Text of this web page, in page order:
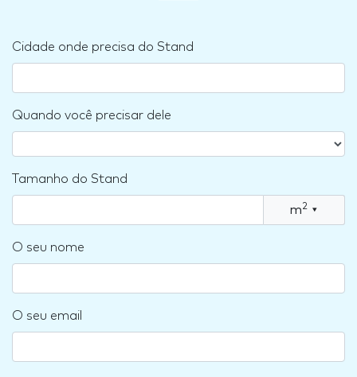
Cidade onde precisa do Stand
Quando você precisar dele
Tamanho do Stand
m2 ▾
O seu nome
O seu email